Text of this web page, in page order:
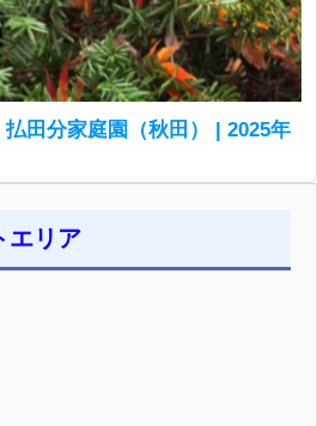
払田分家庭園（秋田） | 2025年
エリア